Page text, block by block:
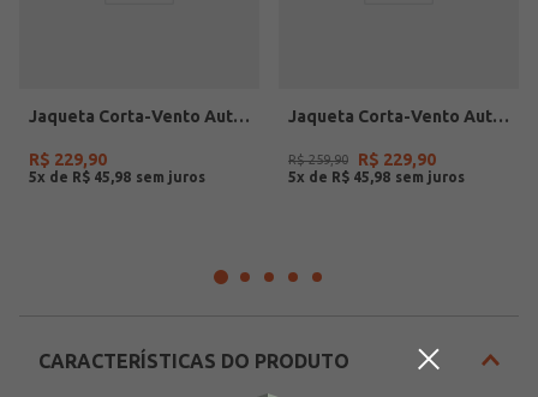
Jaqueta Corta-Vento Autentique Feminino AZUL
R$ 229,90
5x de R$ 45 98
Jaqueta Corta-Vento Autentique Feminino PRETO
R$ 259,90 R$ 229,90
5x de R$ 45 98
CARACTERÍSTICAS DO PRODUTO